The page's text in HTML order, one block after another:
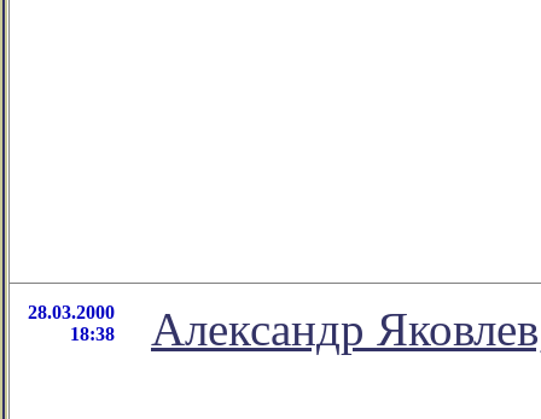
28.03.2000
18:38
Александр